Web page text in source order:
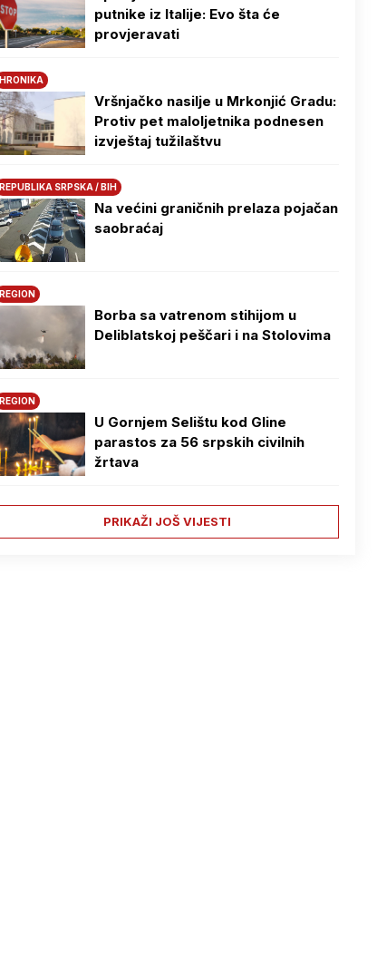
putnike iz Italije: Evo šta će
provjeravati
HRONIKA
Vršnjačko nasilje u Mrkonjić Gradu:
Protiv pet maloljetnika podnesen
izvještaj tužilaštvu
REPUBLIKA SRPSKA / BIH
Na većini graničnih prelaza pojačan
saobraćaj
REGION
Borba sa vatrenom stihijom u
Deliblatskoj peščari i na Stolovima
REGION
U Gornjem Selištu kod Gline
parastos za 56 srpskih civilnih
žrtava
PRIKAŽI JOŠ VIJESTI